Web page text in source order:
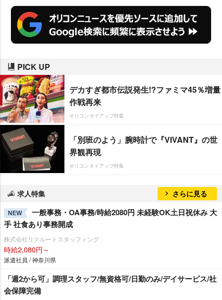
PICK UP
デカすぎ都市伝説発生!?ファミマ45％増量
作戦再来
オリコンタイアップ特集
「別班のよう」腕時計で『VIVANT』の世
界観再現
オリコンタイアップ特集
求人特集 さらに見る
NEW
一般事務・OA事務/時給2080円 未経験OK土日祝休み 大
手 社食あり事務開成
株式会社リクルートスタッフィング
時給2,080円～
派遣社員 / 神奈川県
「週2から可」調理スタッフ/無資格可/日勤のみ/デイサービス/社
会保障完備